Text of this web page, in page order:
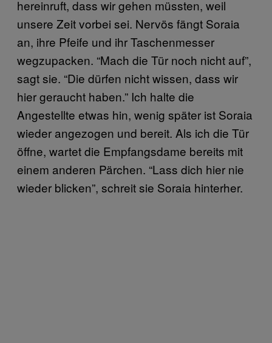
hereinruft, dass wir gehen müssten, weil
unsere Zeit vorbei sei. Nervös fängt Soraia
an, ihre Pfeife und ihr Taschenmesser
wegzupacken. “Mach die Tür noch nicht auf”,
sagt sie. “Die dürfen nicht wissen, dass wir
hier geraucht haben.” Ich halte die
Angestellte etwas hin, wenig später ist Soraia
wieder angezogen und bereit. Als ich die Tür
öffne, wartet die Empfangsdame bereits mit
einem anderen Pärchen. “Lass dich hier nie
wieder blicken”, schreit sie Soraia hinterher.